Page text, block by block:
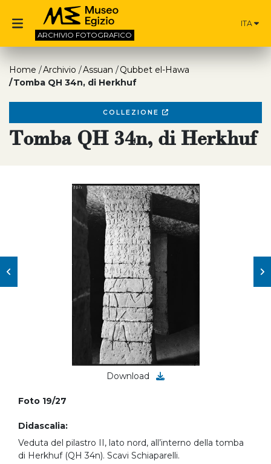
ARCHIVIO FOTOGRAFICO
ITA
Home Archivio Assuan
Qubbet el-Hawa
Tomba QH 34n, di Herkhuf
COLLEZIONE
Tomba QH 34n, di Herkhuf
Download
Foto 19/27
Didascalia:
Veduta del pilastro II, lato nord, all’interno della tomba
di Herkhuf (QH 34n). Scavi Schiaparelli.